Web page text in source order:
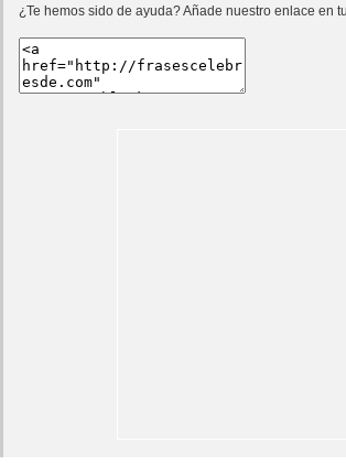
¿Te hemos sido de ayuda? Añade nuestro enlace en